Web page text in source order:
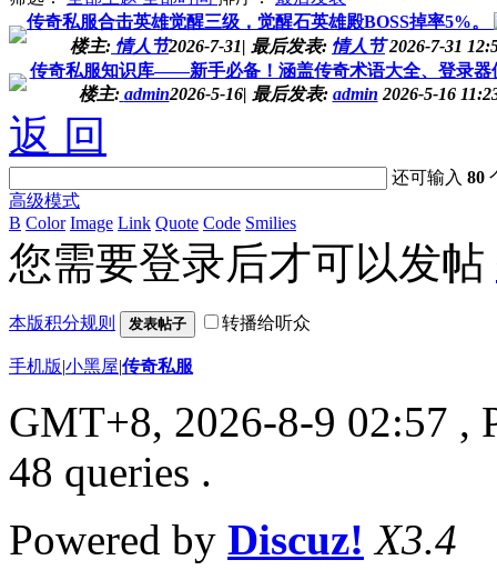
传奇私服合击英雄觉醒三级，觉醒石英雄殿BOSS掉率5%。
楼主: 情人节2026-7-31| 最后发表: 情人节2026-7-31
传奇私服知识库——新手必备！涵盖传奇术语大全、登录器
楼主: admin2026-5-16| 最后发表: admin 2026-5-16
返 回
还可输入80
高级模式
B Color Image Link Quote Code Smilies
您需要登录后才可以发帖
本版积分规则 发表帖子 转播给听众
手机版|小黑屋|传奇私服
GMT+8, 2026-8-9 02:57 ,
48 queries .
Powered by Discuz! X3.4